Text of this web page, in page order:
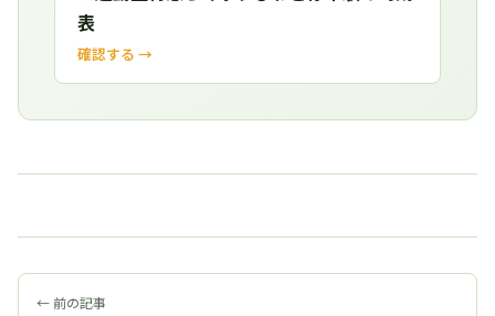
表
確認する →
← 前の記事